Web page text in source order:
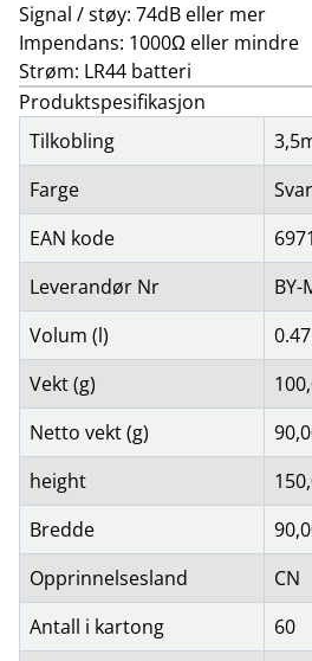
Signal / støy: 74dB eller mer
Impendans: 1000Ω eller mindre
Strøm: LR44 batteri
Produktspesifikasjon
Tilkobling
Farge
EAN kode
Leverandør Nr
BY-
Volum (l)
0.47
Vekt (g)
Netto vekt (g)
height
Bredde
Opprinnelsesland
CN
Antall i kartong
60